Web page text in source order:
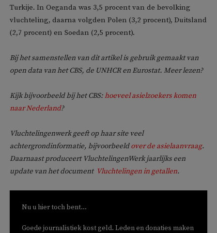
Turkije. In Oeganda was 3,5 procent van de bevolking
vluchteling, daarna volgden Polen (3,2 procent), Duitsland
(2,7 procent) en Soedan (2,5 procent).
Bij het samenstellen van dit artikel is gebruik gemaakt van
open data van het CBS, de UNHCR en Eurostat. Meer lezen?
Kijk bijvoorbeeld bij het CBS:hoeveel asielzoekers komen
naar Nederland?
Vluchtelingenwerk geeft op haar site veel
achtergrondinformatie, bijvoorbeeldover de asielaanvraag.
Daarnaast produceert VluchtelingenWerk jaarlijks een
update van het document Vluchtelingen in getallen.
Nu u hier toch bent...
Goede journalistiek kost geld. Leden en donaties maken